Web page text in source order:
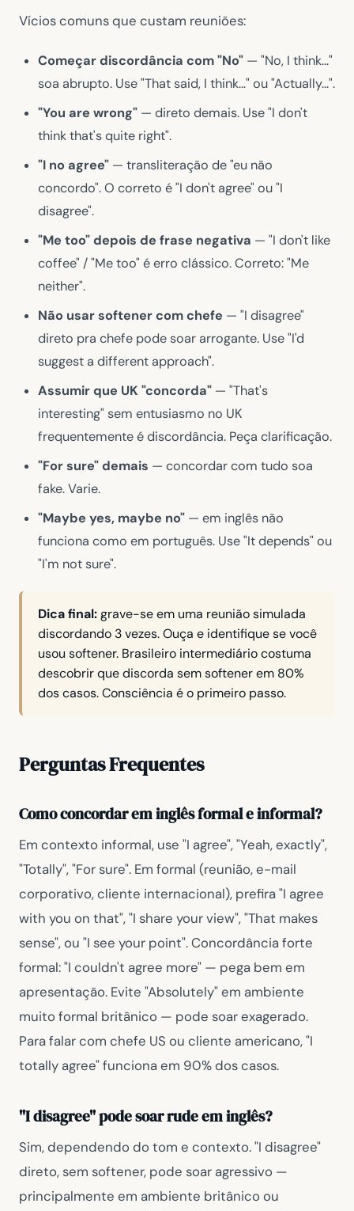
Vícios comuns que custam reuniões:
Começar discordância com "No" — "No, I think..."
soa abrupto. Use"That said, I think..." ou"Actually...".
"You are wrong" — direto demais. Use"I don't
think that's quite right".
"I no agree" — transliteração de "eu não
concordo". O correto é"I don't agree" ou"I
disagree".
"Me too" depois de frase negativa — "I don't like
coffee" / "Me too" é erro clássico. Correto:"Me
neither".
Não usar softener com chefe — "I disagree"
direto pra chefe pode soar arrogante. Use"I'd
suggest a different approach".
Assumir que UK "concorda" — "That's
interesting" sem entusiasmo no UK
frequentemente é discordância. Peça clarificação.
"For sure" demais — concordar com tudo soa
fake. Varie.
"Maybe yes, maybe no" — em inglês não
funciona como em português. Use"It depends" ou
"I'm not sure".
Dica final:grave-se em uma reunião simulada
discordando 3 vezes. Ouça e identifique se você
usou softener. Brasileiro intermediário costuma
descobrir que discorda sem softener em 80%
dos casos. Consciência é o primeiro passo.
Perguntas Frequentes
Como concordar em inglês formal e informal?
Em contexto informal, use "I agree","Yeah, exactly",
"Totally","For sure". Em formal (reunião, e-mail
corporativo, cliente internacional), prefira"I agree
with you on that","I share your view","That makes
sense", ou "I see your point". Concordância forte
formal:"I couldn't agree more" — pega bem em
apresentação. Evite "Absolutely"em ambiente
muito formal britânico — pode soar exagerado.
Para falar com chefe US ou cliente americano,"I
totally agree"funciona em 90% dos casos.
"I disagree" pode soar rude em inglês?
Sim, dependendo do tom e contexto."I disagree"
direto, sem softener, pode soar agressivo —
principalmente em ambiente britânico ou